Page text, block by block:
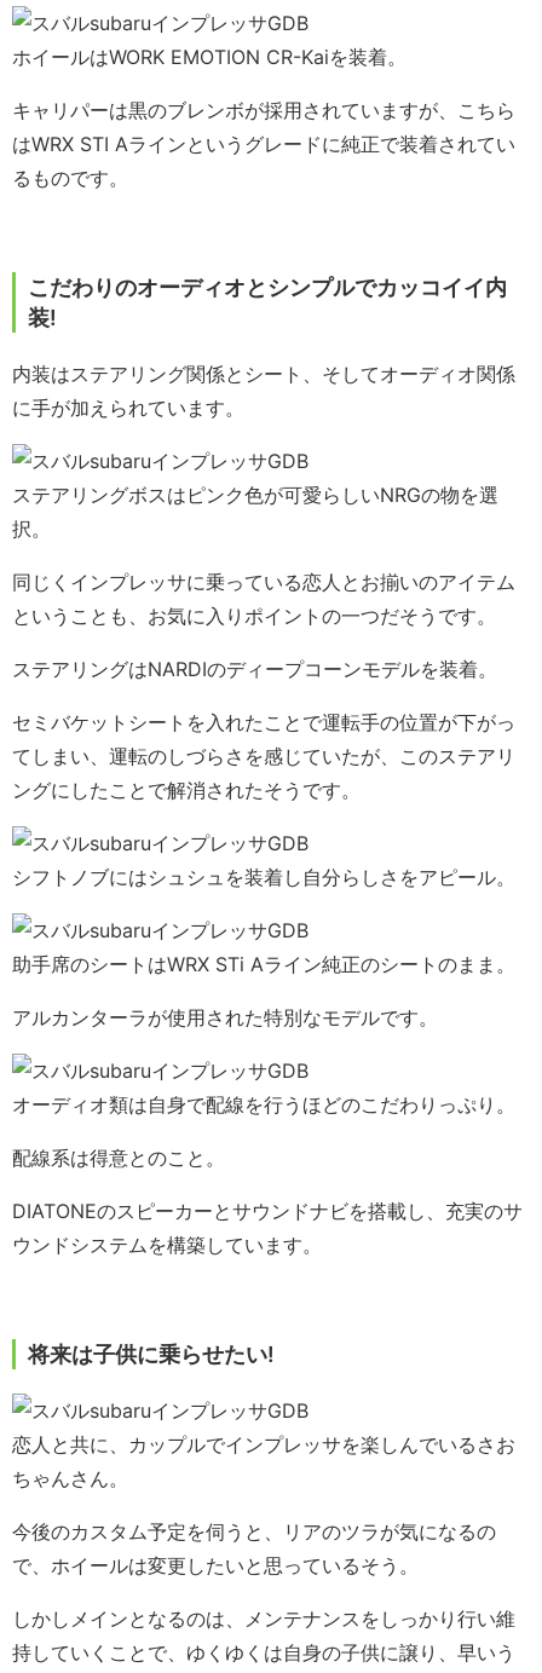
ホイールはWORK EMOTION CR-Kaiを装着。
キャリパーは黒のブレンボが採用されていますが、こちら
はWRX STI Aラインというグレードに純正で装着されてい
るものです。
こだわりのオーディオとシンプルでカッコイイ内
装!
内装はステアリング関係とシート、そしてオーディオ関係
に手が加えられています。
ステアリングボスはピンク色が可愛らしいNRGの物を選
択。
同じくインプレッサに乗っている恋人とお揃いのアイテム
ということも、お気に入りポイントの一つだそうです。
ステアリングはNARDIのディープコーンモデルを装着。
セミバケットシートを入れたことで運転手の位置が下がっ
てしまい、運転のしづらさを感じていたが、このステアリ
ングにしたことで解消されたそうです。
シフトノブにはシュシュを装着し自分らしさをアピール。
助手席のシートはWRX STi Aライン純正のシートのまま。
アルカンターラが使用された特別なモデルです。
オーディオ類は自身で配線を行うほどのこだわりっぷり。
配線系は得意とのこと。
DIATONEのスピーカーとサウンドナビを搭載し、充実のサ
ウンドシステムを構築しています。
将来は子供に乗らせたい!
恋人と共に、カップルでインプレッサを楽しんでいるさお
ちゃんさん。
今後のカスタム予定を伺うと、リアのツラが気になるの
で、ホイールは変更したいと思っているそう。
しかしメインとなるのは、メンテナンスをしっかり行い維
持していくことで、ゆくゆくは自身の子供に譲り、早いう